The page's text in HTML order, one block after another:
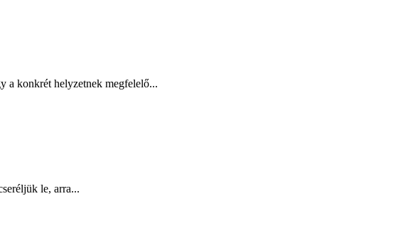
a konkrét helyzetnek megfelelő...
le, arra...